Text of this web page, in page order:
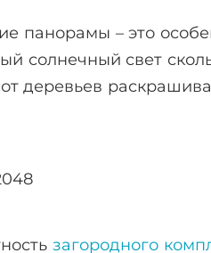
панорамы – это
солнечный свет
деревьев
загородного